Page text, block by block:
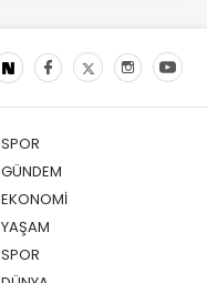
SPOR
GÜNDEM
EKONOMİ
YAŞAM
SPOR